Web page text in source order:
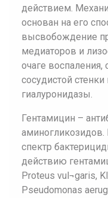
действием.
основан на его
высвобождение
медиаторов и
очаге
сосудистой
гиалуронидазы.
Гентамицин –
спектр
действию
Proteus vul¬garis,
Pseudomonas